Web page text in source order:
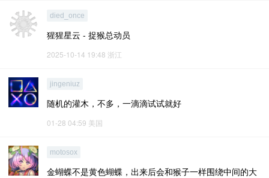
died_once
猩猩星云 - 捉猴总动员
2025-10-14 19:48 浙江
jingeniuz
随机的灌木，不多，一滴滴试试就好
01-28 04:59 美国
motosox
金蝴蝶不是黄色蝴蝶，出来后会和猴子一样围绕中间的大